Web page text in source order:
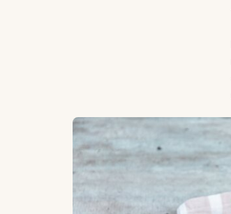
Smoothie med mango og gulrot